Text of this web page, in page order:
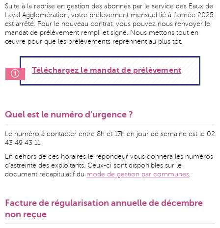
Suite à la reprise en gestion des abonnés par le service des Eaux de
Laval Agglomération, votre prélèvement mensuel lié à l'année 2025
est arrêté. Pour le nouveau contrat, vous pouvez nous renvoyer le
mandat de prélèvement rempli et signé. Nous mettons tout en
œuvre pour que les prélèvements reprennent au plus tôt.
Téléchargez le mandat de prélèvement
Quel est le numéro d'urgence ?
Le numéro à contacter entre 8h et 17h en jour de semaine est le 02
43 49 43 11.
En dehors de ces horaires le répondeur vous donnera les numéros
d'astreinte des exploitants. Ceux-ci sont disponibles sur le
document récapitulatif du mode de gestion par communes.
Facture de régularisation annuelle de décembre
non reçue